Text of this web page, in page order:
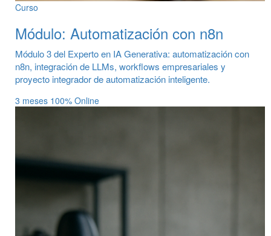
Curso
Módulo: Automatización con n8n
Módulo 3 del Experto en IA Generativa: automatización con
n8n, integración de LLMs, workflows empresariales y
proyecto integrador de automatización inteligente.
3 meses 100% Online